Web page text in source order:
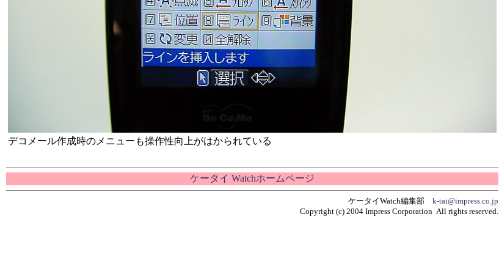
デコメール作成時のメニューも操作性向上がはかられている
ケータイ Watchホームページ
ケータイWatch編集部 k-tai@impress.co.jp
Copyright (c) 2004 Impress Corporation All rights reserved.